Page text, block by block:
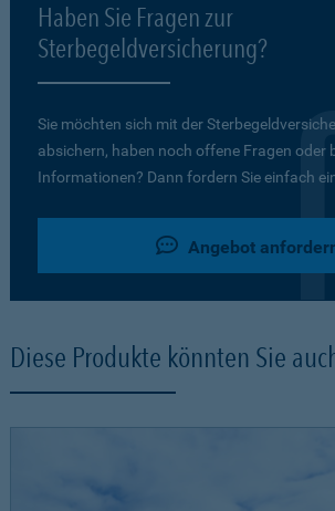
Haben Sie Fragen zur
Sterbegeldversicherung?
Sie möchten sich mit der
absichern, haben noch offene Fragen oder
Informationen? Dann fordern Sie einfach
Angebot
Diese Produkte könnten Sie